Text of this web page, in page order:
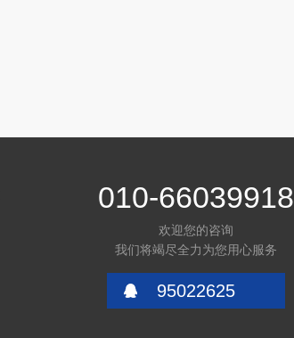
010-66039918
欢迎您的咨询
我们将竭尽全力为您用心服务
95022625